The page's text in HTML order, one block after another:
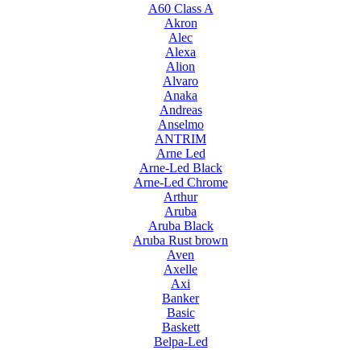
A60 Class A
Akron
Alec
Alexa
Alion
Alvaro
Anaka
Andreas
Anselmo
ANTRIM
Arne Led
Arne-Led Black
Arne-Led Chrome
Arthur
Aruba
Aruba Black
Aruba Rust brown
Aven
Axelle
Axi
Banker
Basic
Baskett
Belpa-Led